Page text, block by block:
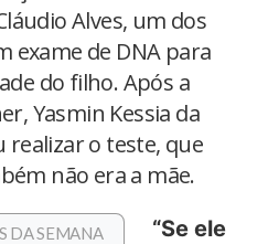
Alves, um dos
exame de DNA para
do filho. Após a
Yasmin Kessia da
realizar o teste, que
não era a mãe.
DA SEMANA
“Se ele